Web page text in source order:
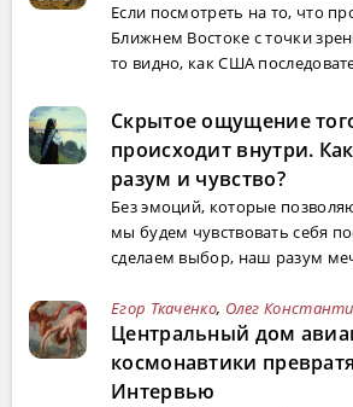
Если посмотреть на то, что
Ближнем Востоке с точки
то видно, как США
Скрытое ощущение
происходит внутри.
разум и чувство?
Без эмоций, которые
мы будем чувствовать себя
сделаем выбор, наш разум
Егор Ткаченко, Олег
Центральный дом
космонавтики
Интервью